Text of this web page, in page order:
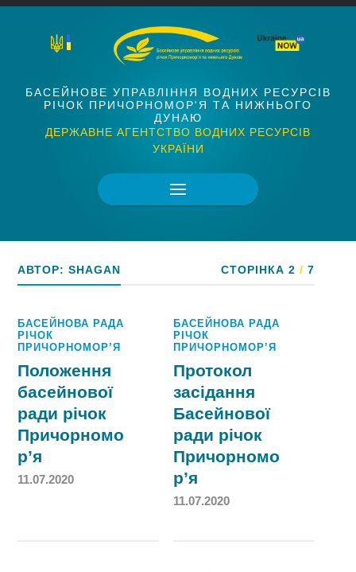
БАСЕЙНОВЕ УПРАВЛІННЯ ВОДНИХ РЕСУРСІВ
РІЧОК ПРИЧОРНОМОР'Я ТА НИЖНЬОГО
ДУНАЮ
ДЕРЖАВНЕ АГЕНТСТВО ВОДНИХ РЕСУРСІВ
УКРАЇНИ
АВТОР:SHAGAN СТОРІНКА 2 / 7
БАСЕЙНОВА РАДА
РІЧОК
ПРИЧОРНОМОР’Я
Положення
басейнової
ради річок
Причорномо
р’я
11.07.2020
БАСЕЙНОВА РАДА
РІЧОК
ПРИЧОРНОМОР’Я
Протокол
засідання
Басейнової
ради річок
Причорномо
р’я
11.07.2020